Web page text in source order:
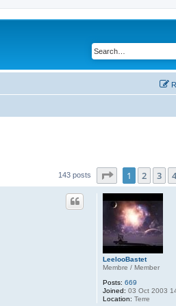
143 posts Page of 10
1 2 3 4
LeelooBastet
Membre / Member
Posts: 669
Joined: 03 Oct 2003
Location: Terre